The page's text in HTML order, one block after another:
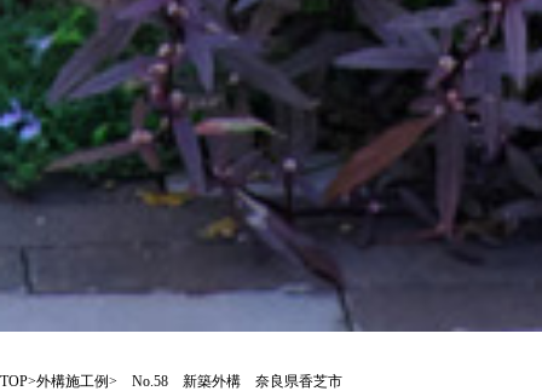
TOP>外構施工例> No.58 新築外構 奈良県香芝市